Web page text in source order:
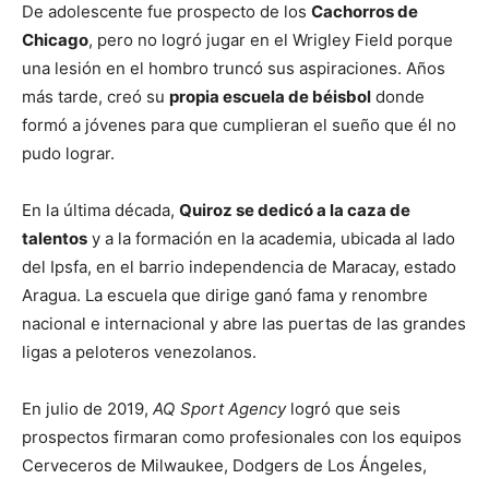
De adolescente fue prospecto de los Cachorros de
Chicago, pero no logró jugar en el Wrigley Field porque
una lesión en el hombro truncó sus aspiraciones. Años
más tarde, creó su propia escuela de béisbol donde
formó a jóvenes para que cumplieran el sueño que él no
pudo lograr.
En la última década, Quiroz se dedicó a la caza de
talentos y a la formación en la academia, ubicada al lado
del Ipsfa, en el barrio independencia de Maracay, estado
Aragua. La escuela que dirige ganó fama y renombre
nacional e internacional y abre las puertas de las grandes
ligas a peloteros venezolanos.
En julio de 2019, AQ Sport Agencylogró que seis
prospectos firmaran como profesionales con los equipos
Cerveceros de Milwaukee, Dodgers de Los Ángeles,